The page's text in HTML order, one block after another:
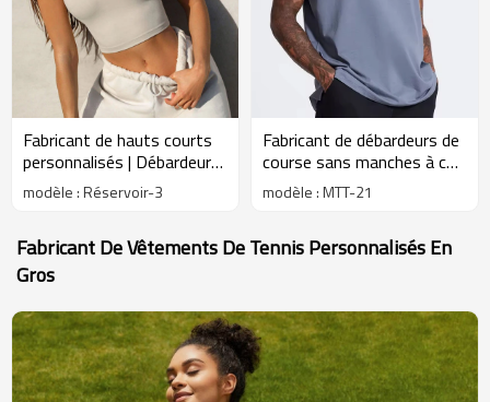
Fabricant de hauts courts
personnalisés | Débardeurs
de sport blancs, doux,
extensibles et ajustés, dos
modèle : Réservoir-3
Fabricant de débardeurs de
course sans manches à col
rond personnalisés - Usine
de débardeurs de sport
entraînement
modèle : MTT-21
Fabricant De Vêtements De Tennis Personnalisés En
Gros